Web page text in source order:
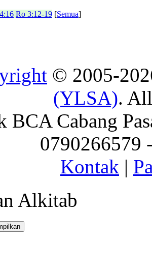
Ro 3:12-19 [Semua]
© 2005-
(YLSA).
BCA Cabang
0790266579
Kontak |
Alkitab